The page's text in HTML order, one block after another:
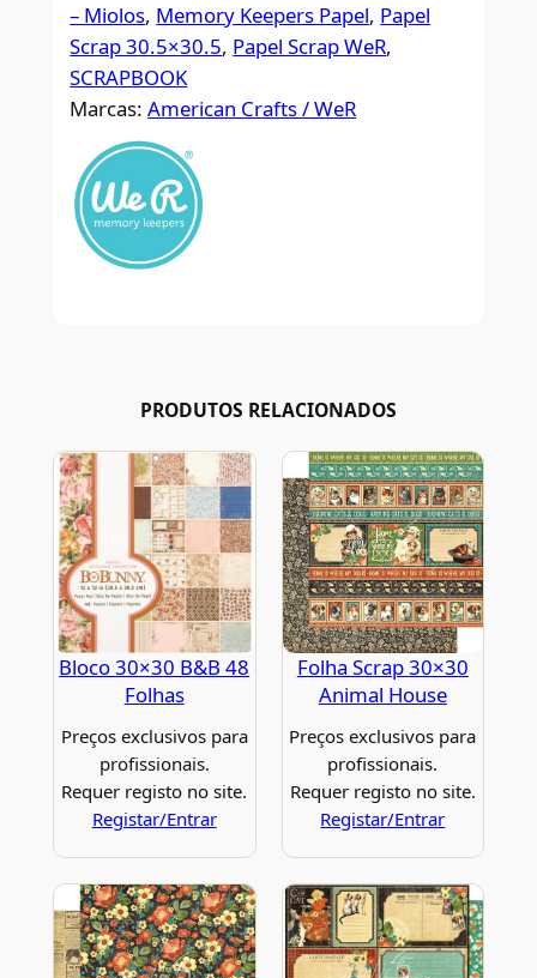
– Miolos, Memory Keepers Papel, Papel
Scrap 30.5×30.5, Papel Scrap WeR
SCRAPBOOK
Marcas:American Crafts / WeR
PRODUTOS RELACIONADOS
Bloco 30×30 B&B 48
Folhas
Preços exclusivos para
profissionais.
Requer registo no site.
Registar/Entrar
Folha Scrap 30×30
Animal House
Preços exclusivos para
profissionais.
Requer registo no site.
Registar/Entrar